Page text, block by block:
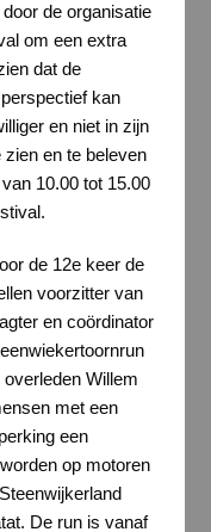
de organisatie
om een extra
dat de
kan
en niet in zijn
en te beleven
10.00 tot 15.00
de 12e keer de
voorzitter van
en coördinator
Willem
met een
een
op motoren
De run is vanaf